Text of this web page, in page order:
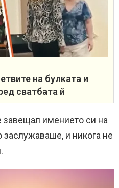
на булката и
сватбата й
имението си на
заслужаваше, и никога не